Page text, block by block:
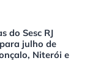
do Sesc RJ
julho de
Niterói e